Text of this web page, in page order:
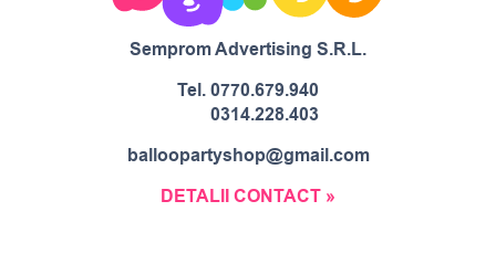
Semprom Advertising S.R.L.
Tel.0770.679.940
0314.228.403
balloopartyshop@gmail.com
DETALII CONTACT »